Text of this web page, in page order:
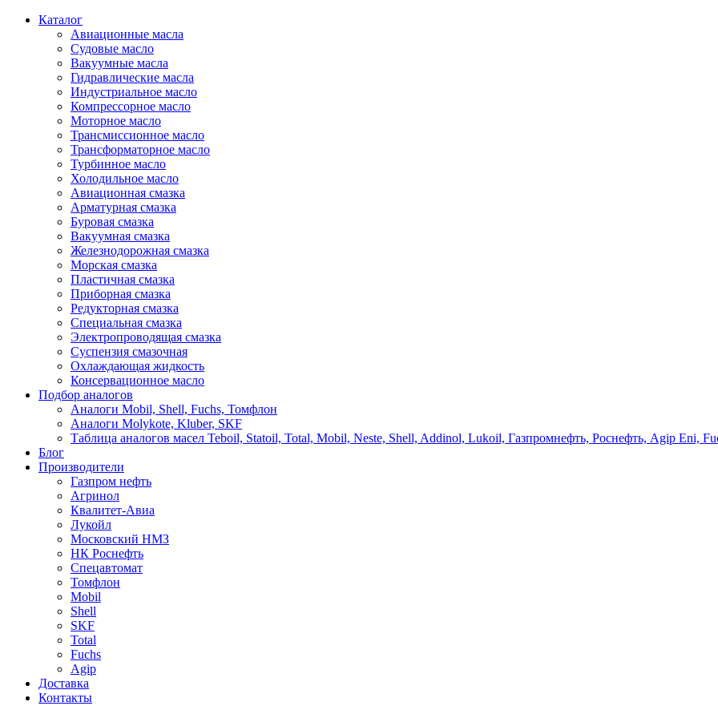
Каталог
Авиационные масла
Судовые масло
Вакуумные масла
Гидравлические масла
Индустриальное масло
Компрессорное масло
Моторное масло
Трансмиссионное масло
Трансформаторное масло
Турбинное масло
Холодильное масло
Авиационная смазка
Арматурная смазка
Буровая смазка
Вакуумная смазка
Железнодорожная смазка
Морская смазка
Пластичная смазка
Приборная смазка
Редукторная смазка
Специальная смазка
Электропроводящая смазка
Суспензия смазочная
Охлаждающая жидкость
Консервационное масло
Подбор аналогов
Аналоги Mobil, Shell, Fuchs, Томфлон
Аналоги Molykote, Kluber, SKF
Таблица аналогов масел Teboil, Statoil, Total, Mobil, Neste, Shell, Addinol, Lukoil, Газпромнефть, Роснефть, Agip Eni,
Блог
Производители
Газпром нефть
Агринол
Квалитет-Авиа
Лукойл
Московский НМЗ
НК Роснефть
Спецавтомат
Томфлон
Mobil
Shell
SKF
Total
Fuchs
Agip
Доставка
Контакты